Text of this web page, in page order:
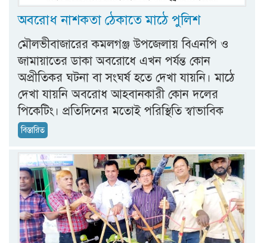
অবরোধ নাশকতা ঠেকাতে মাঠে পুলিশ
মৌলভীবাজারের কমলগঞ্জ উপজেলায় বিএনপি ও
জামায়াতের ডাকা অবরোধে এখন পর্যন্ত কোন
অপ্রীতিকর ঘটনা বা সংঘর্ষ হতে দেখা যায়নি। মাঠে
দেখা যায়নি অবরোধ আহবানকারী কোন দলের
পিকেটিং। প্রতিদিনের মতোই পরিস্থিতি স্বাভাবিক
বিস্তারিত